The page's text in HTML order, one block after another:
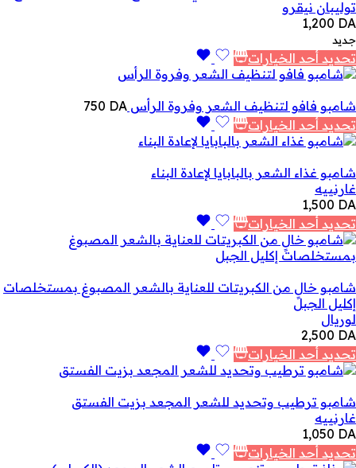
توليبان نيقرو
1,200 DA
جديد
تحديد أحد الخيارات
شامبو فافو لتنظيف الشعر وفروة الرأس 750 DA
تحديد أحد الخيارات
شامبو غذاء الشعر بالبابايا لإعادة البناء
غارنييه
1,500 DA
تحديد أحد الخيارات
شامبو خالٍ من الكبريتات للعناية بالشعر المصبوغ بمستخلصات
إكليل الجبل
لوريال
2,500 DA
تحديد أحد الخيارات
شامبو ترطيب وتحديد للشعر المجعد بزيت الفستق
غارنييه
1,050 DA
تحديد أحد الخيارات